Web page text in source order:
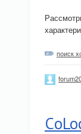
поиск